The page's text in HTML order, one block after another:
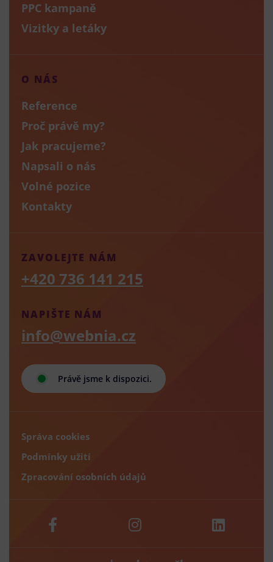
PPC kampaně
Vizitky a letáky
O NÁS
Reference
Proč právě my?
Jak pracujeme?
Napsali o nás
Volné pozice
Kontakty
Právě jsme k dispozici.
NAPIŠTE NÁM
info@webnia.cz
ZAVOLEJTE NÁM
+420 736 141 215
Správa cookies
Podmínky užití
Zpracování osobních údajů